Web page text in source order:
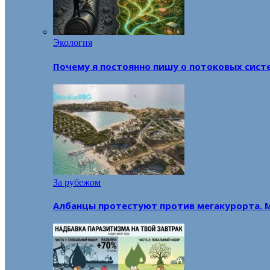
Экология
Почему я постоянно пишу о потоковых
За рубежом
Албанцы протестуют против мегакурорта.